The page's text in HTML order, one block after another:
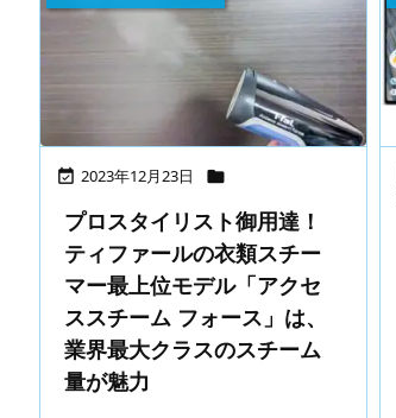
 2023年12月23日 
プロスタイリスト御用達！
ティファールの衣類スチー
マー最上位モデル「アクセ
ススチーム フォース」は、
業界最大クラスのスチーム
量が魅力